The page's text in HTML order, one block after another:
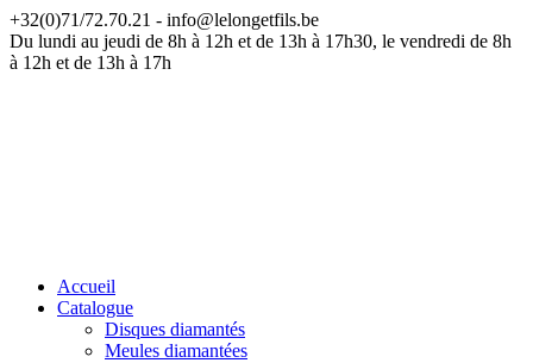
+32(0)71/72.70.21 - info@lelongetfils.be
Du lundi au jeudi de 8h à 12h et de 13h à 17h30, le vendredi de 8h
à 12h et de 13h à 17h
Accueil
Catalogue
Disques diamantés
Meules diamantées
ATTENTION — Nos bureaux sont fermés du 17 juillet au 9